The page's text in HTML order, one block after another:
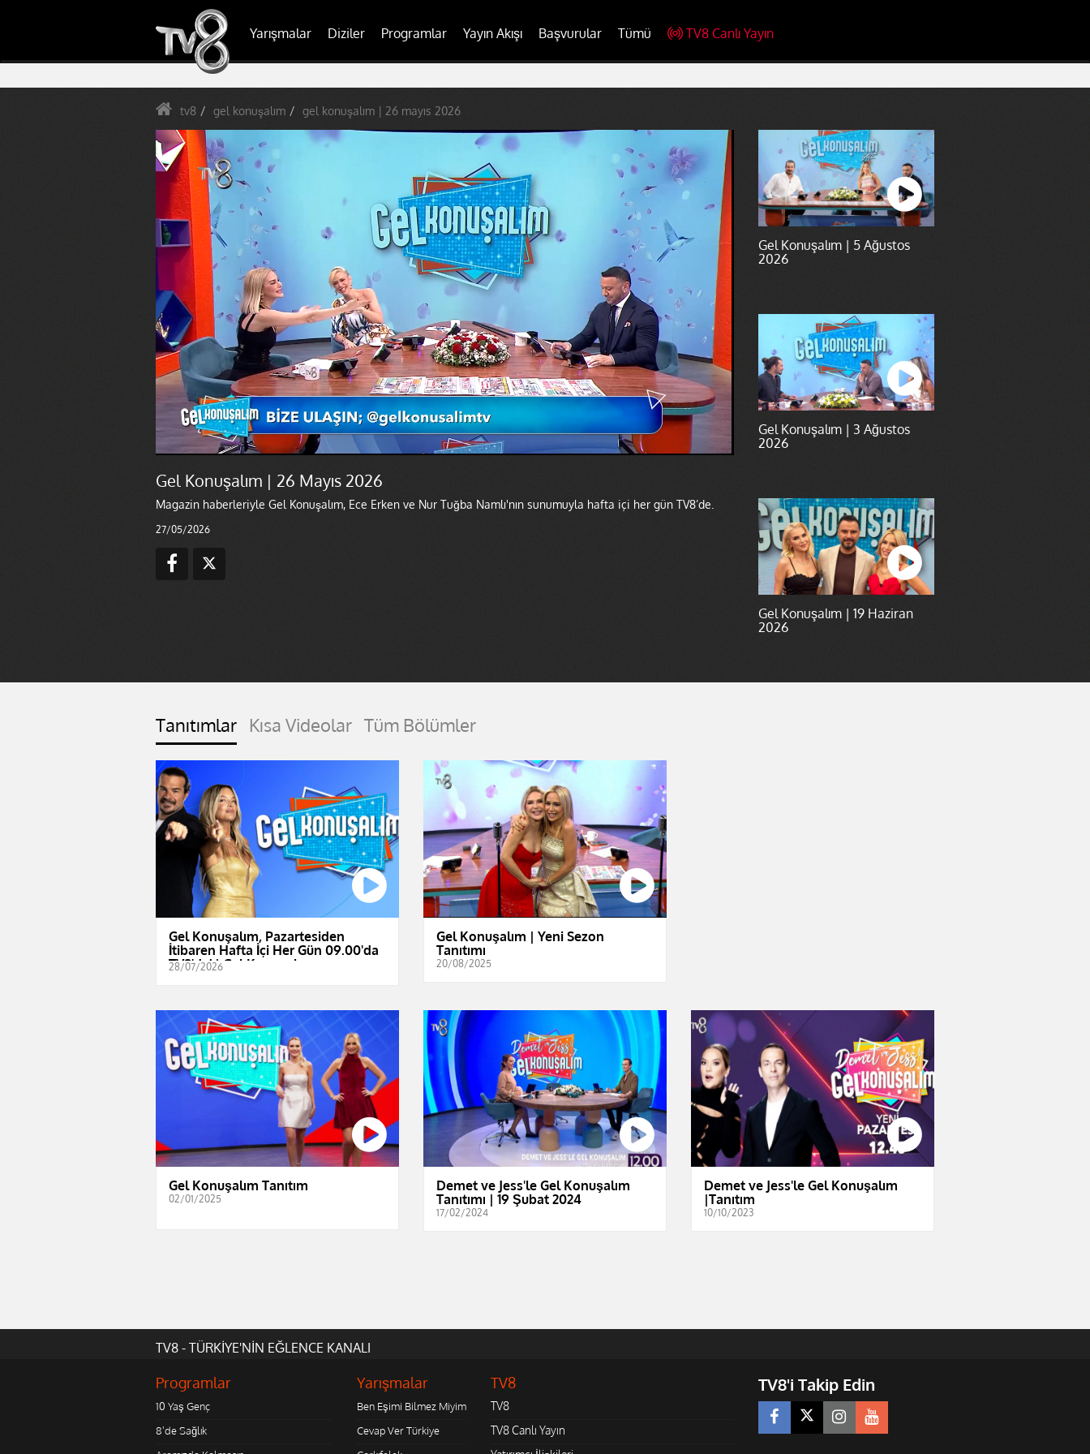
Yarışmalar Diziler Programlar Yayın Akışı Başvurular Tümü TV8 Canlı Yayın
tv8 gel konuşalım gel konuşalım | 26 mayıs 2026
Gel Konuşalım | 26 Mayıs 2026
Magazin haberleriyle Gel Konuşalım, Ece Erken ve Nur Tuğba Namlı'nın sunumuyla hafta içi her gün TV8’de.
27/05/2026
Gel Konuşalım | 5 Ağustos
2026
Gel Konuşalım | 3 Ağustos
2026
Gel Konuşalım | 19 Haziran
2026
Tanıtımlar Kısa Videolar Tüm Bölümler
Gel Konuşalım, Pazartesiden
İtibaren Hafta İçi Her Gün 09.00'da
TV8'de! | Gel Konuşalım
28/07/2026
Gel Konuşalım | Yeni Sezon
Tanıtımı
20/08/2025
Gel Konuşalım Tanıtım
02/01/2025
Demet ve Jess'le Gel Konuşalım
Tanıtımı | 19 Şubat 2024
17/02/2024
Demet ve Jess'le Gel Konuşalım
|Tanıtım
10/10/2023
TV8 - TÜRKİYE'NİN EĞLENCE KANALI
Programlar
10 Yaş Genç
8'de Sağlık
Yarışmalar
Ben Eşimi Bilmez Miyim
Cevap Ver Türkiye
TV8
TV8
TV8 Canlı Yayın
TV8'i Takip Edin